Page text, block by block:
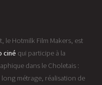
le Hotmilk Film Makers, est
ciné qui participe à la
dans le Choletais :
métrage, réalisation de